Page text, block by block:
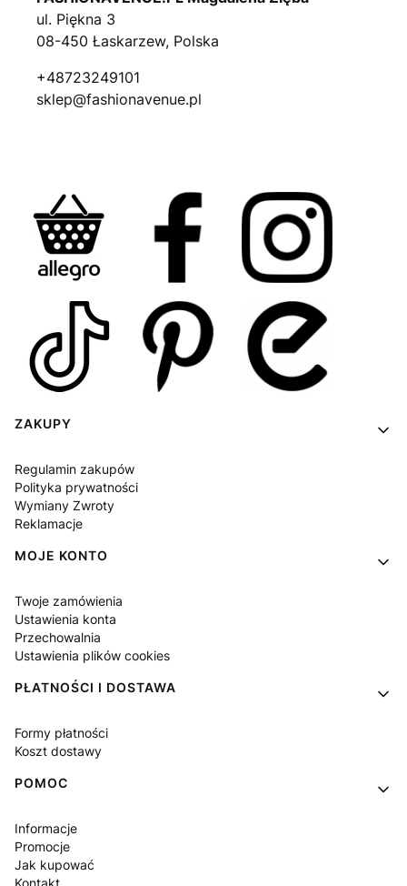
ul. Piękna 3
08-450 Łaskarzew, Polska
+48723249101
sklep@fashionavenue.pl
Linki w stopce
ZAKUPY
Regulamin zakupów
Polityka prywatności
Wymiany Zwroty
Reklamacje
MOJE KONTO
Twoje zamówienia
Ustawienia konta
Przechowalnia
Ustawienia plików cookies
PŁATNOŚCI I DOSTAWA
Formy płatności
Koszt dostawy
POMOC
Informacje
Promocje
Jak kupować
Kontakt